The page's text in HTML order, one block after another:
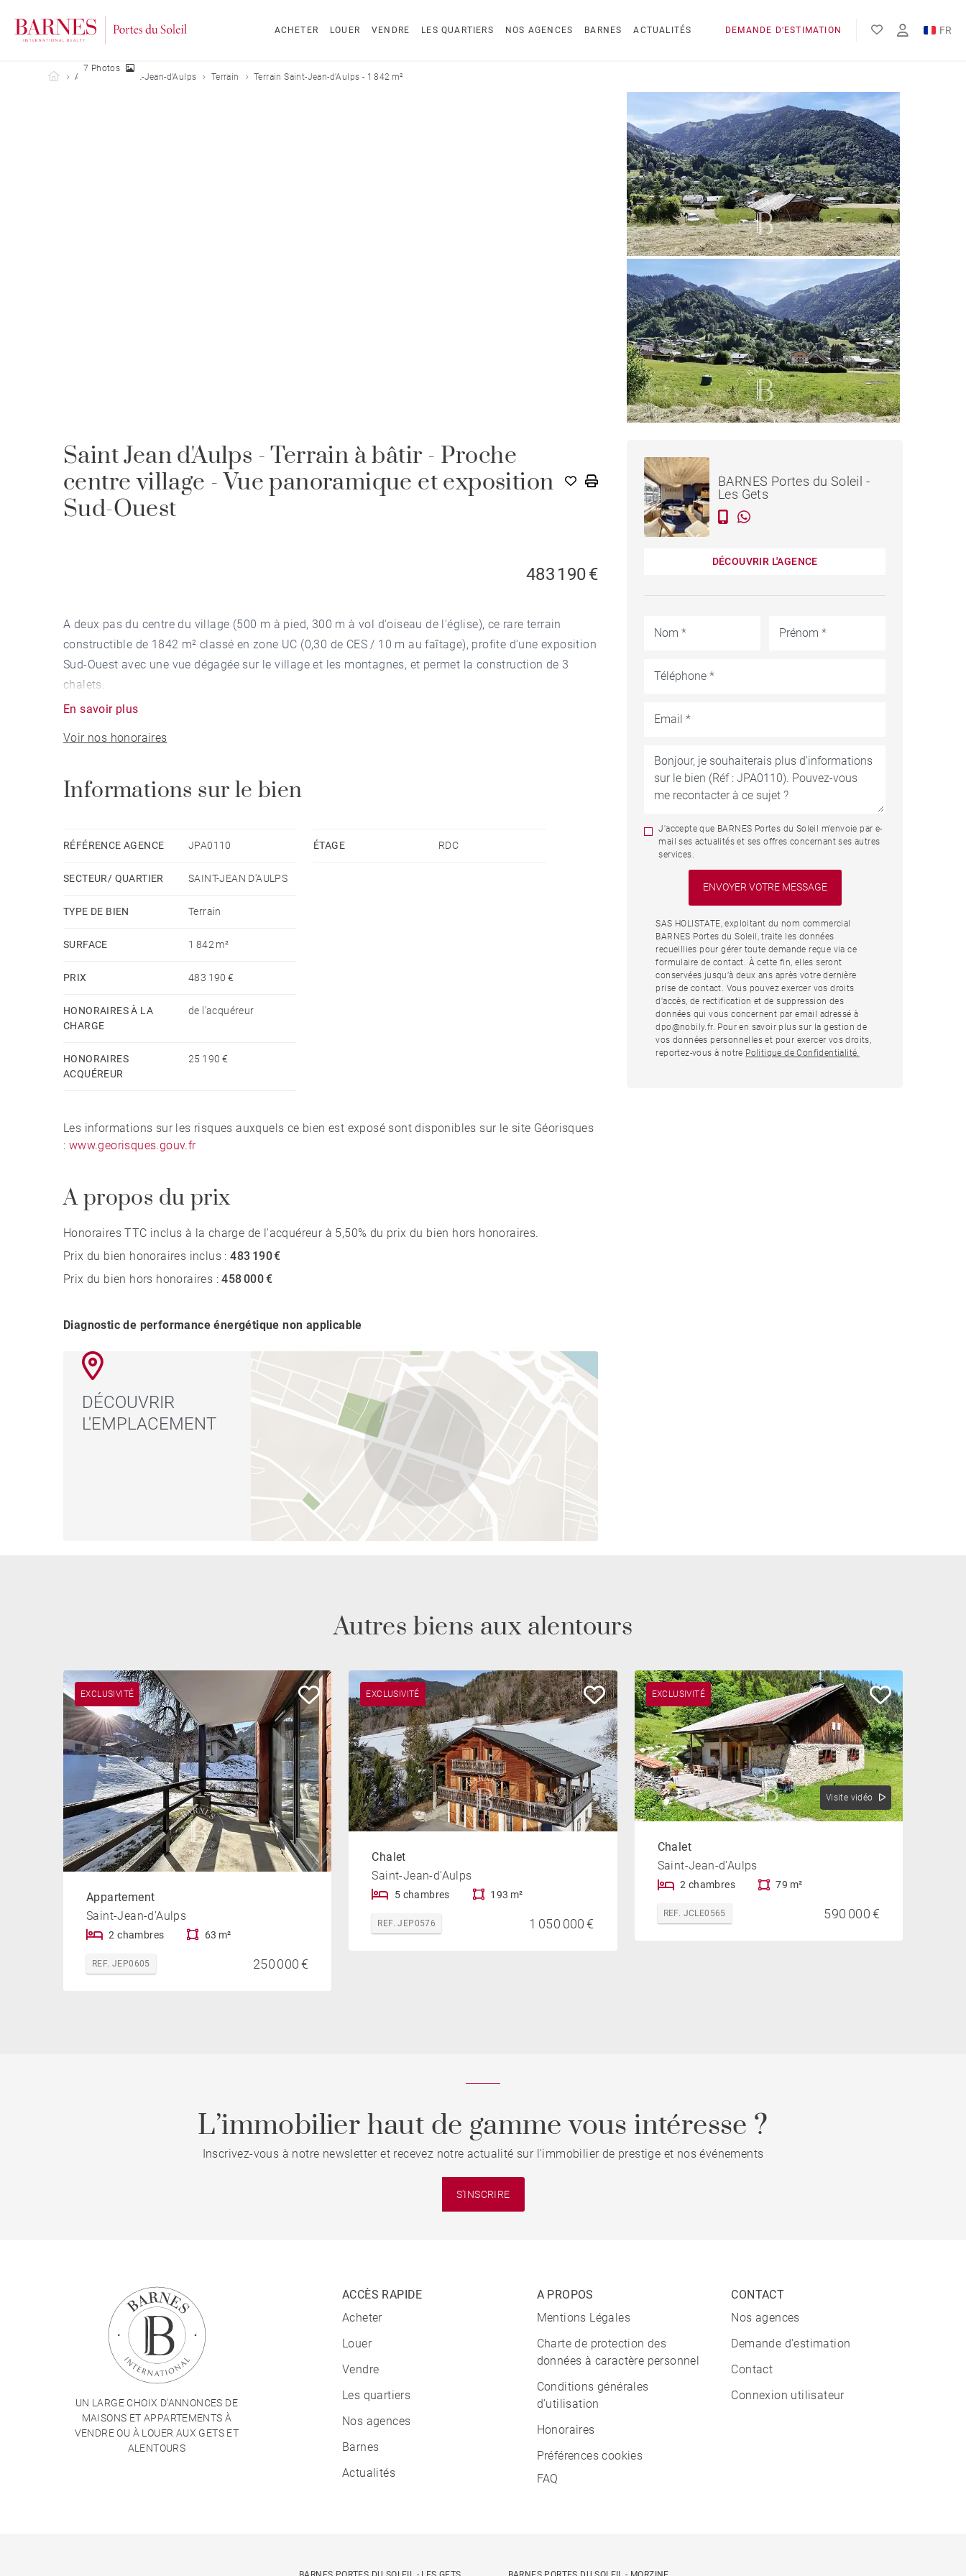
ACHETER LOUER VENDRE LES QUARTIERS NOS AGENCES BARNES ACTUALITÉS DEMANDE D'ESTIMATION
FR
Barnes Portes du Soleil
Acheter Saint-Jean-d'Aulps Terrain Terrain Saint-Jean-d'Aulps - 1 842 m²
7 Photos
Saint Jean d'Aulps - Terrain à bâtir - Proche
centre village - Vue panoramique et exposition
Sud-Ouest
483 190 €
A deux pas du centre du village (500 m à pied, 300 m à vol d'oiseau de l'église), ce rare terrain
constructible de 1842 m² classé en zone UC (0,30 de CES / 10 m au faîtage), profite d'une exposition
Sud-Ouest avec une vue dégagée sur le village et les montagnes, et permet la construction de 3
chalets.
En savoir plus
Voir nos honoraires
Informations sur le bien
RÉFÉRENCE AGENCE JPA0110
SECTEUR/ QUARTIER SAINT-JEAN D'AULPS
TYPE DE BIEN Terrain
SURFACE 1 842 m²
PRIX 483 190 €
HONORAIRES À LA
CHARGE
de l'acquéreur
HONORAIRES
ACQUÉREUR
25 190 €
ÉTAGE RDC
Les informations sur les risques auxquels ce bien est exposé sont disponibles sur le site Géorisques
: www.georisques.gouv.fr
A propos du prix
Honoraires TTC inclus à la charge de l'acquéreur à 5,50% du prix du bien hors honoraires.
Prix du bien honoraires inclus :483 190 €
Prix du bien hors honoraires :458 000 €
Diagnostic de performance énergétique non applicable
DÉCOUVRIR
L'EMPLACEMENT
TERRAIN SAINT-JEAN-
D'AULPS - 1 842 M²
BARNES Portes du Soleil -
Les Gets
DÉCOUVRIR L'AGENCE
J'accepte que BARNES Portes du Soleil m'envoie par e-
mail ses actualités et ses offres concernant ses autres
services.
SAS HOLISTATE, exploitant du nom commercial
BARNES Portes du Soleil, traite les données
recueillies pour gérer toute demande reçue via ce
formulaire de contact. À cette fin, elles seront
conservées jusqu’à deux ans après votre dernière
prise de contact. Vous pouvez exercer vos droits
d'accès, de rectification et de suppression des
données qui vous concernent par email adressé à
dpo@nobily.fr. Pour en savoir plus sur la gestion de
vos données personnelles et pour exercer vos droits,
reportez-vous à notre Politique de Confidentialité.
Autres biens aux alentours
EXCLUSIVITÉ
Appartement
Saint-Jean-d'Aulps
2 chambres 63 m²
REF. JEP0605 250 000 €
EXCLUSIVITÉ
Chalet
Saint-Jean-d'Aulps
5 chambres 193 m²
REF. JEP0576 1 050 000 €
EXCLUSIVITÉ
Visite vidéo
Chalet
Saint-Jean-d'Aulps
2 chambres 79 m²
REF. JCLE0565 590 000 €
L’immobilier haut de gamme vous intéresse ?
Inscrivez-vous à notre newsletter et recevez notre actualité sur l'immobilier de prestige et nos événements
S'INSCRIRE
UN LARGE CHOIX D'ANNONCES DE
MAISONS ET APPARTEMENTS À
VENDRE OU À LOUER AUX GETS ET
ALENTOURS
ACCÈS RAPIDE
Acheter
Louer
Vendre
Les quartiers
Nos agences
Barnes
Actualités
A PROPOS
Mentions Légales
Charte de protection des
données à caractère personnel
Conditions générales
d'utilisation
Honoraires
Préférences cookies
FAQ
CONTACT
Nos agences
Demande d'estimation
Contact
Connexion utilisateur